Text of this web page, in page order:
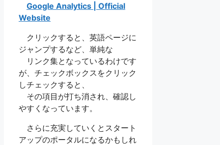
Google Analytics | Official
Website
クリックすると、英語ページに
ジャンプするなど、単純な
リンク集となっているわけです
が、チェックボックスをクリック
しチェックすると、
その項目が打ち消され、確認し
やすくなっています。
さらに充実していくとスタート
アップのポータルになるかもしれ